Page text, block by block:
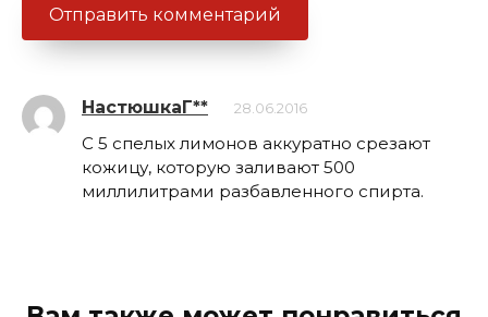
НастюшкаГ** 28.06.2016
С 5 спелых лимонов аккуратно срезают
кожицу, которую заливают 500
миллилитрами разбавленного спирта.